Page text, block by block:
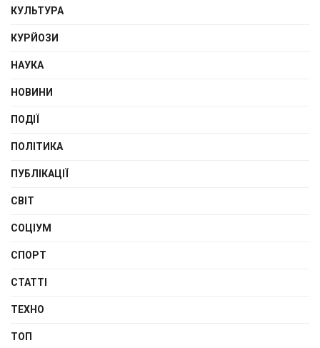
КУЛЬТУРА
КУРЙОЗИ
НАУКА
НОВИНИ
ПОДІЇ
ПОЛІТИКА
ПУБЛІКАЦІЇ
СВІТ
СОЦІУМ
СПОРТ
СТАТТІ
ТЕХНО
ТОП